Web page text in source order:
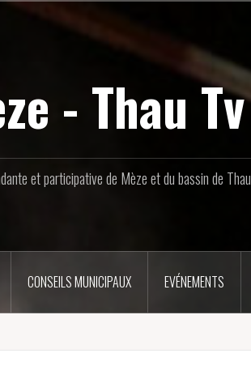
- Thau Tv
et participative de Mèze et du bassin de Thau
CONSEILS MUNICIPAUX EVÉNEMENTS